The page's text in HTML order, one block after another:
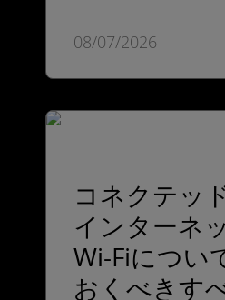
08/07/2026
コネクテッ
インターネ
Wi-Fiについ
おくべきす